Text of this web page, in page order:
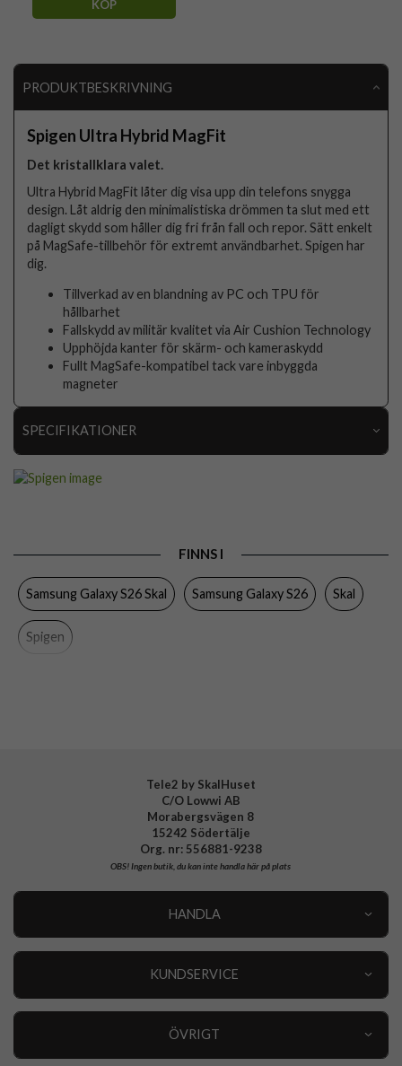
KÖP
PRODUKTBESKRIVNING
Spigen Ultra Hybrid MagFit
Det kristallklara valet.
Ultra Hybrid MagFit låter dig visa upp din telefons snygga
design. Låt aldrig den minimalistiska drömmen ta slut med ett
dagligt skydd som håller dig fri från fall och repor. Sätt enkelt
på MagSafe-tillbehör för extremt användbarhet. Spigen har
dig.
Tillverkad av en blandning av PC och TPU för
hållbarhet
Fallskydd av militär kvalitet via Air Cushion Technology
Upphöjda kanter för skärm- och kameraskydd
Fullt MagSafe-kompatibel tack vare inbyggda
magneter
SPECIFIKATIONER
Färg Genomskinlig, Lila
Material
FINNS I
Samsung Galaxy S26 Skal Samsung Galaxy S26 Skal
Spigen
Tele2 by SkalHuset
C/O Lowwi AB
Morabergsvägen 8
15242 Södertälje
Org. nr: 556881-9238
OBS!Ingen butik, du kan inte handla här på plats
HANDLA
KUNDSERVICE
ÖVRIGT